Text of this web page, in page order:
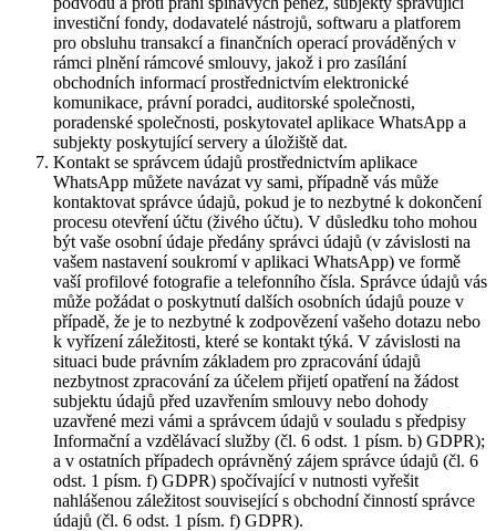
investiční fondy, dodavatelé nástrojů, softwaru a platforem
pro obsluhu transakcí a finančních operací prováděných v
rámci plnění rámcové smlouvy, jakož i pro zasílání
obchodních informací prostřednictvím elektronické
komunikace, právní poradci, auditorské společnosti,
poradenské společnosti, poskytovatel aplikace WhatsApp a
subjekty poskytující servery a úložiště dat.
Kontakt se správcem údajů prostřednictvím aplikace
WhatsApp můžete navázat vy sami, případně vás může
kontaktovat správce údajů, pokud je to nezbytné k dokončení
procesu otevření účtu (živého účtu). V důsledku toho mohou
být vaše osobní údaje předány správci údajů (v závislosti na
vašem nastavení soukromí v aplikaci WhatsApp) ve formě
vaší profilové fotografie a telefonního čísla. Správce údajů vás
může požádat o poskytnutí dalších osobních údajů pouze v
případě, že je to nezbytné k zodpovězení vašeho dotazu nebo
k vyřízení záležitosti, které se kontakt týká. V závislosti na
situaci bude právním základem pro zpracování údajů
nezbytnost zpracování za účelem přijetí opatření na žádost
subjektu údajů před uzavřením smlouvy nebo dohody
uzavřené mezi vámi a správcem údajů v souladu s předpisy
Informační a vzdělávací služby (čl. 6 odst. 1 písm. b) GDPR);
a v ostatních případech oprávněný zájem správce údajů (čl. 6
odst. 1 písm. f) GDPR) spočívající v nutnosti vyřešit
nahlášenou záležitost související s obchodní činností správce
údajů (čl. 6 odst. 1 písm. f) GDPR).